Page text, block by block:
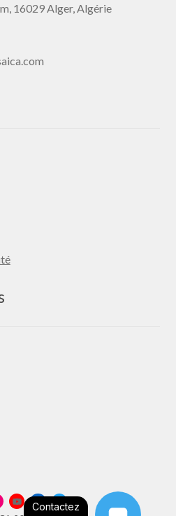
16029 Alger,Algérie
Contactez